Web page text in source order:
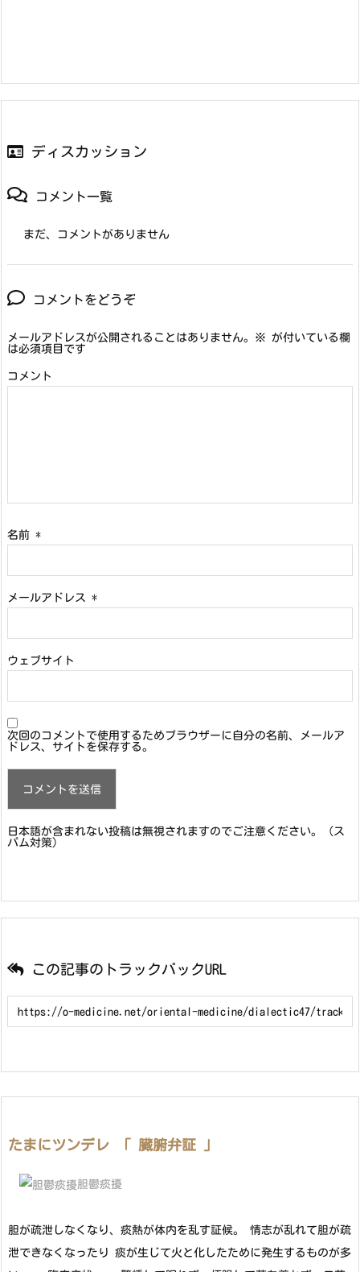
ディスカッション
コメント一覧
まだ、コメントがありません
コメントをどうぞ
メールアドレスが公開されることはありません。 ※ が付いている欄
は必須項目です
コメント
名前 *
メールアドレス *
ウェブサイト
次回のコメントで使用するためブラウザーに自分の名前、メールア
ドレス、サイトを保存する。
日本語が含まれない投稿は無視されますのでご注意ください。（ス
パム対策）
この記事のトラックバックURL
たまにツンデレ 「 臓腑弁証 」
胆鬱痰擾
胆が疏泄しなくなり、痰熱が体内を乱す証候。 情志が乱れて胆が疏
泄できなくなったり 痰が生じて火と化したために発生するものが多